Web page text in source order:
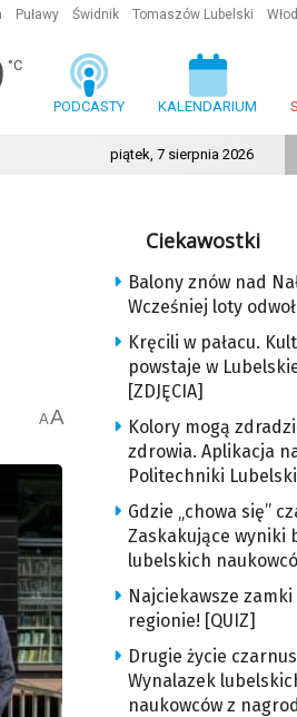
Puławy Świdnik Tomaszów Lubelski
°C
PODCASTY KALENDARIUM
piątek, 7 sierpnia 2026
AA
Ciekawostki
Balony znów nad
Wcześniej loty
Kręcili w pałacu.
powstaje w
[ZDJĘCIA]
Kolory mogą
zdrowia. Aplikacja
Politechniki
Gdzie „chowa się”
Zaskakujące wyniki
lubelskich
Najciekawsze zamki
regionie! [QUIZ]
Drugie życie
Wynalazek
naukowców z